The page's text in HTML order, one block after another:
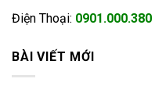
Điện Thoại: 0901.000.380
BÀI VIẾT MỚI